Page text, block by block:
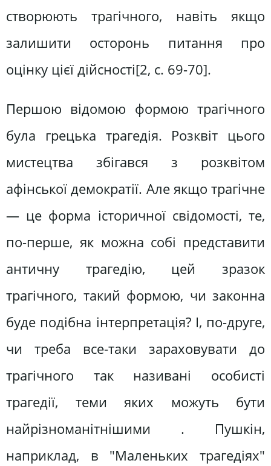
створюють трагічного, навіть якщо
залишити осторонь питання про
оцінку цієї дійсності[2, c. 69-70].
Першою відомою формою трагічного
була грецька трагедія. Розквіт цього
мистецтва збігався з розквітом
афінської демократії. Але якщо трагічне
— це форма історичної свідомості, те,
по-перше, як можна собі представити
античну трагедію, цей зразок
трагічного, такий формою, чи законна
буде подібна інтерпретація? І, по-друге,
чи треба все-таки зараховувати до
трагічного так називані особисті
трагедії, теми яких можуть бути
найрізноманітнішими . Пушкін,
наприклад, в "Маленьких трагедіях"